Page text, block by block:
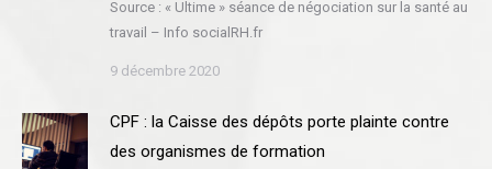
Source : « Ultime » séance de négociation sur la santé au
travail – Info socialRH.fr
9 décembre 2020
CPF : la Caisse des dépôts porte plainte contre
des organismes de formation